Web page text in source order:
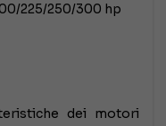
225/250/300 hp
dei motori